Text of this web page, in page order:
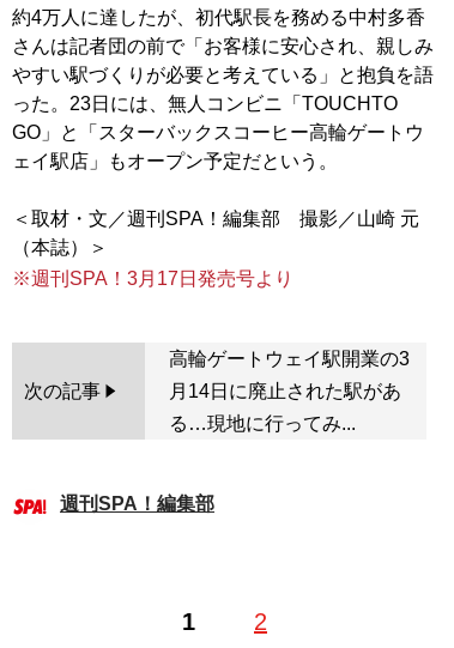
約4万人に達したが、初代駅長を務める中村多香
さんは記者団の前で「お客様に安心され、親しみ
やすい駅づくりが必要と考えている」と抱負を語
った。23日には、無人コンビニ「TOUCHTO
GO」と「スターバックスコーヒー高輪ゲートウ
ェイ駅店」もオープン予定だという。
＜取材・文／週刊SPA！編集部 撮影／山崎 元
※週刊SPA！3月17日発売号より
次の記事
高輪ゲートウェイ駅開業の3
月14日に廃止された駅があ
る…現地に行ってみ...
週刊SPA！編集部
1 2